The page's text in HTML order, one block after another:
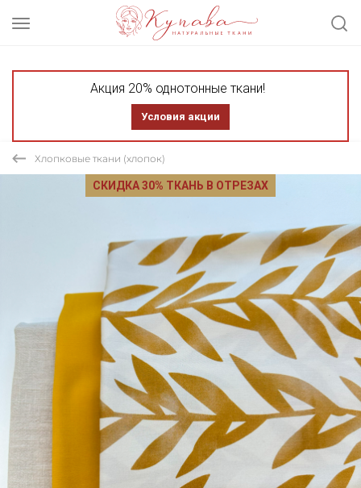
Акция 20% однотонные ткани!
Условия акции
Хлопковые ткани (хлопок)
СКИДКА 30% ТКАНЬ В ОТРЕЗАХ